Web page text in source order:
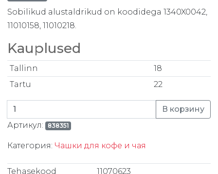
Sobilikud alustaldrikud on koodidega 1340X0042,
11010158, 11010218.
Kauplused
Tallinn
18
Tartu
22
Количество товара Kruus 34cl City Mug
В корзину
Артикул:
838351
Категория: Чашки для кофе и чая
Tehasekood
11070623